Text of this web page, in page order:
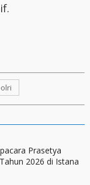
Prasetya
2026 di Istana